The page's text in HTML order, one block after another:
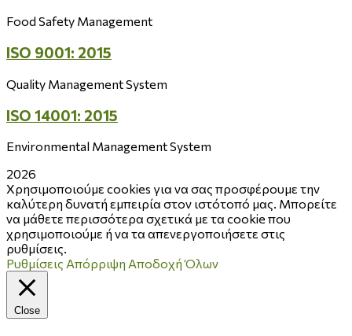
Food Safety Management
ISO 9001: 2015
Quality Management System
ISO 14001: 2015
Environmental Management System
2026
Χρησιμοποιούμε cookies για να σας προσφέρουμε την
καλύτερη δυνατή εμπειρία στον ιστότοπό μας. Μπορείτε
να μάθετε περισσότερα σχετικά με τα cookie που
χρησιμοποιούμε ή να τα απενεργοποιήσετε στις
ρυθμίσεις.
Ρυθμίσεις Απόρριψη Αποδοχή Όλων
Close